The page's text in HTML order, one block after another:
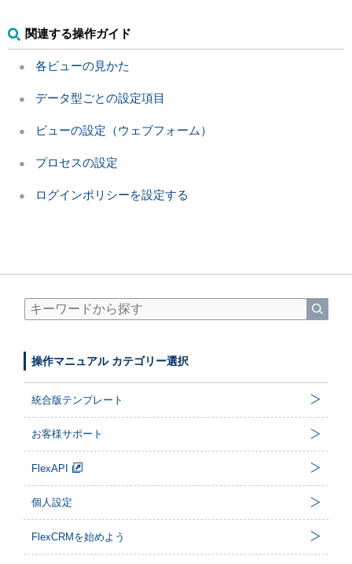
関連する操作ガイド
各ビューの見かた
データ型ごとの設定項目
ビューの設定（ウェブフォーム）
プロセスの設定
ログインポリシーを設定する
操作マニュアル カテゴリー選択
統合版テンプレート
お客様サポート
FlexAPI
個人設定
FlexCRMを始めよう